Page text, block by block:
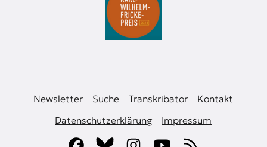
Newsletter Suche Transkribator
Kontakt
Datenschutzerklärung
Impressum